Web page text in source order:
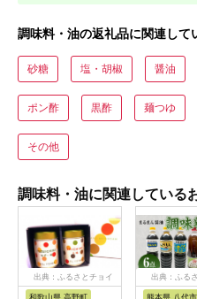
調味料・油の返礼品に関連して
砂糖 塩・胡椒 醤油
ポン酢 黒酢 麺つゆ
その他
調味料・油に関連している
出典：ふるさとチョイ
出典：ふる